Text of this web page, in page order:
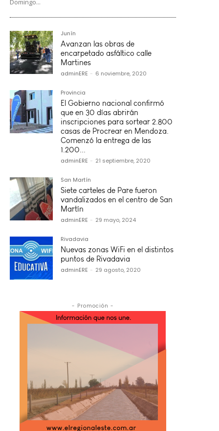
Junín
Avanzan las obras de
encarpetado asfáltico calle
Martines
adminERE - 6 noviembre, 2020
Provincia
El Gobierno nacional confirmó
que en 30 días abrirán
inscripciones para sortear 2.800
casas de Procrear en Mendoza.
Comenzó la entrega de las
1.200...
adminERE - 21 septiembre, 2020
San Martín
Siete carteles de Pare fueron
vandalizados en el centro de San
Martín
adminERE - 29 mayo, 2024
Rivadavia
Nuevas zonas WiFi en el distintos
puntos de Rivadavia
adminERE - 29 agosto, 2020
- Promoción -